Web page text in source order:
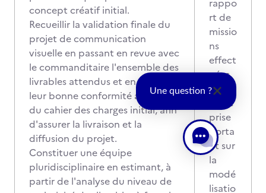
concept créatif initial.
Recueillir la validation finale du
projet de communication
visuelle en passant en revue avec
le commanditaire l'ensemble des
livrables attendus et en vérifiant
leur bonne conformité au regard
du cahier des charges initial, afin
d'assurer la livraison et la
diffusion du projet.
Constituer une équipe
pluridisciplinaire en estimant, à
partir de l'analyse du niveau de
rappo
rt de
missio
ns
effect
uées
en
entre
prise
porta
nt sur
la
modé
lisatio
Une question ?